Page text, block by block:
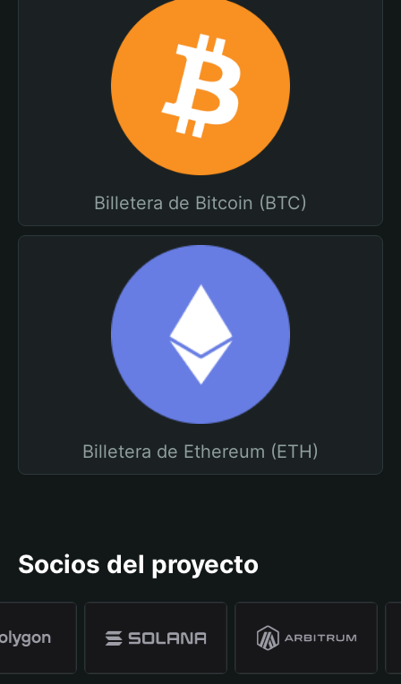
Billetera de Bitcoin (BTC)
Billetera de Ethereum (ETH)
Socios del proyecto